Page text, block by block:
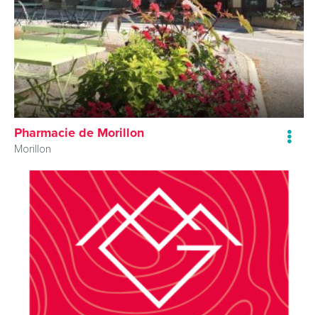
Pharmacie de Morillon
Morillon